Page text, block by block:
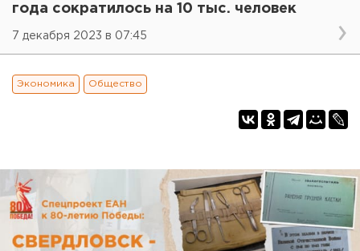
года сократилось на 10 тыс. человек
7 декабря 2023 в 07:45
Экономика Общество